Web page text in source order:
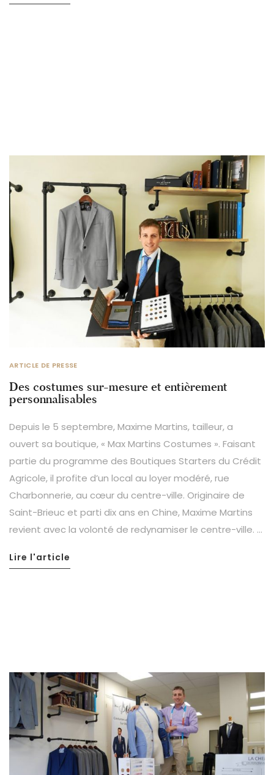
ARTICLE DE PRESSE
Des costumes sur-mesure et entièrement
personnalisables
Depuis le 5 septembre, Maxime Martins, tailleur, a
ouvert sa boutique, « Max Martins Costumes ». Faisant
partie du programme des Boutiques Starters du Crédit
Agricole, il profite d’un local au loyer modéré, rue
Charbonnerie, au cœur du centre-ville. Originaire de
Saint-Brieuc et parti dix ans en Chine, Maxime Martins
revient avec la volonté de redynamiser le centre-ville. …
Lire l'article